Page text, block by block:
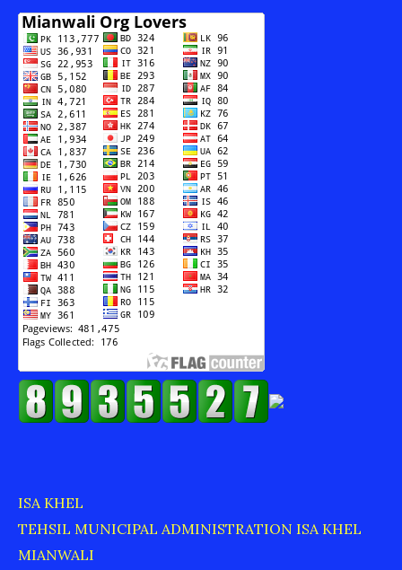
ISA KHEL
TEHSIL MUNICIPAL ADMINISTRATION ISA KHEL
MIANWALI